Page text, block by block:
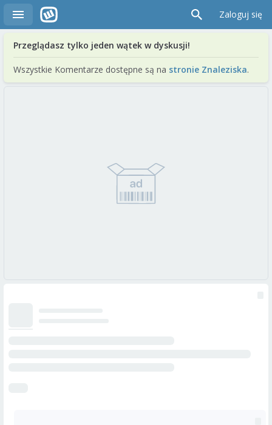
Zaloguj się
Przeglądasz tylko jeden wątek w dyskusji!
Wszystkie Komentarze dostępne są na stronie Znaleziska.